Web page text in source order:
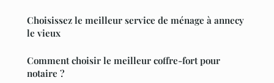
Choisissez le meilleur service de ménage à annecy
le vieux
Comment choisir le meilleur coffre-fort pour
notaire ?